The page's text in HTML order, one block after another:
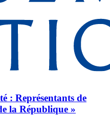
: Représentants de
la République »